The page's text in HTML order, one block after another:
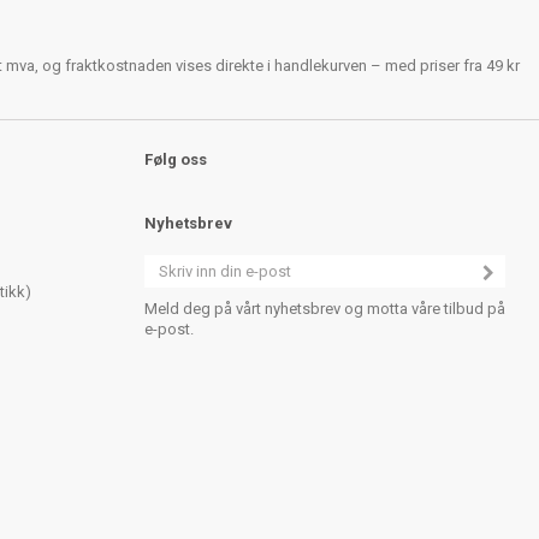
og fraktkostnaden vises direkte i handlekurven – med priser fra 49 kr
Følg oss
Nyhetsbrev
Meld deg på vårt nyhetsbrev og motta våre tilbud på
e-post.